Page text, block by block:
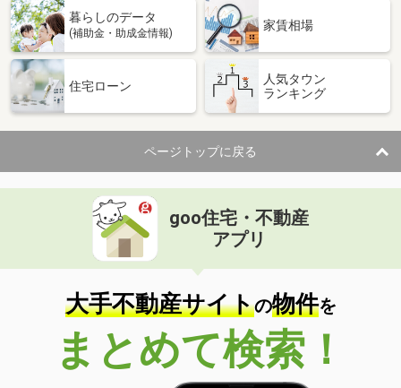
暮らしのデータ
(補助金・助成金情報)
家賃相場
住宅ローン
人気タウン
ランキング
ページトップに戻る
goo住宅・不動産
アプリ
大手不動産サイトの物件を
まとめて検索！